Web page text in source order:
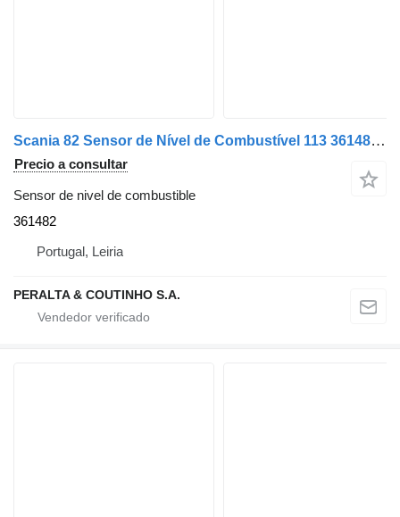
Scania 82 Sensor de Nível de Combustível 113 361482 sensor de nivel de combustible para Scania camión
Precio a consultar
Sensor de nivel de combustible
361482
Portugal, Leiria
PERALTA & COUTINHO S.A.